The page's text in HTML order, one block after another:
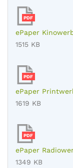
PDF
ePaper
1515 KB
PDF
ePaper
1619 KB
PDF
ePaper
1349 KB